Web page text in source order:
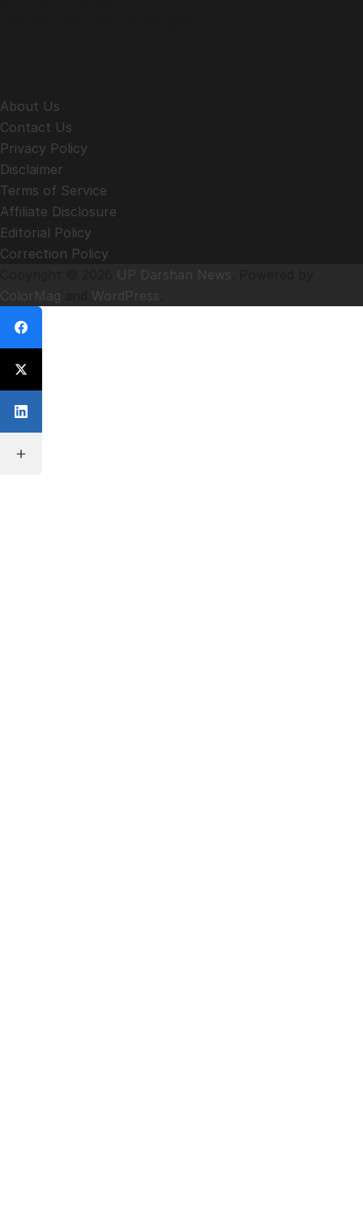
About Us
Contact Us
Privacy Policy
Disclaimer
Terms of Service
Affiliate Disclosure
Editorial Policy
Correction Policy
UP Darshan News
ColorMag
WordPress